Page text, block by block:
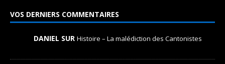
VOS DERNIERS COMMENTAIRES
DANIEL SUR Histoire – La malédiction des Cantonistes